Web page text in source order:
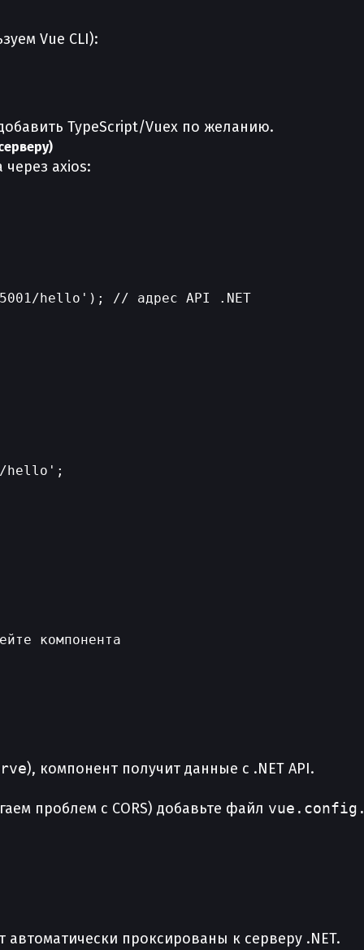
Vue CLI):
TypeScript/Vuex по желанию.
через axios:
hello'); // адрес API .NET
hello';
компонента
), компонент получит данные с .NET API.
проблем с CORS) добавьте файл
автоматически проксированы к серверу .NET.